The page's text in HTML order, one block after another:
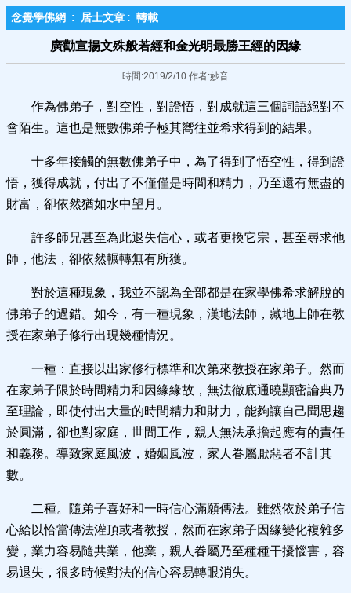
念覺學佛網 : 居士文章 : 轉載
廣勸宣揚文殊般若經和金光明最勝王經的因緣
時間:2019/2/10 作者:妙音
作為佛弟子，對空性，對證悟，對成就這三個詞語絕對不
會陌生。這也是無數佛弟子極其嚮往並希求得到的結果。
十多年接觸的無數佛弟子中，為了得到了悟空性，得到證
悟，獲得成就，付出了不僅僅是時間和精力，乃至還有無盡的
財富，卻依然猶如水中望月。
許多師兄甚至為此退失信心，或者更換它宗，甚至尋求他
師，他法，卻依然輾轉無有所獲。
對於這種現象，我並不認為全部都是在家學佛希求解脫的
佛弟子的過錯。如今，有一種現象，漢地法師，藏地上師在教
授在家弟子修行出現幾種情況。
一種：直接以出家修行標準和次第來教授在家弟子。然而
在家弟子限於時間精力和因緣緣故，無法徹底通曉顯密論典乃
至理論，即使付出大量的時間精力和財力，能夠讓自己聞思趨
於圓滿，卻也對家庭，世間工作，親人無法承擔起應有的責任
和義務。導致家庭風波，婚姻風波，家人眷屬厭惡者不計其
數。
二種。隨弟子喜好和一時信心滿願傳法。雖然依於弟子信
心給以恰當傳法灌頂或者教授，然而在家弟子因緣變化複雜多
變，業力容易隨共業，他業，親人眷屬乃至種種干擾惱害，容
易退失，很多時候對法的信心容易轉眼消失。